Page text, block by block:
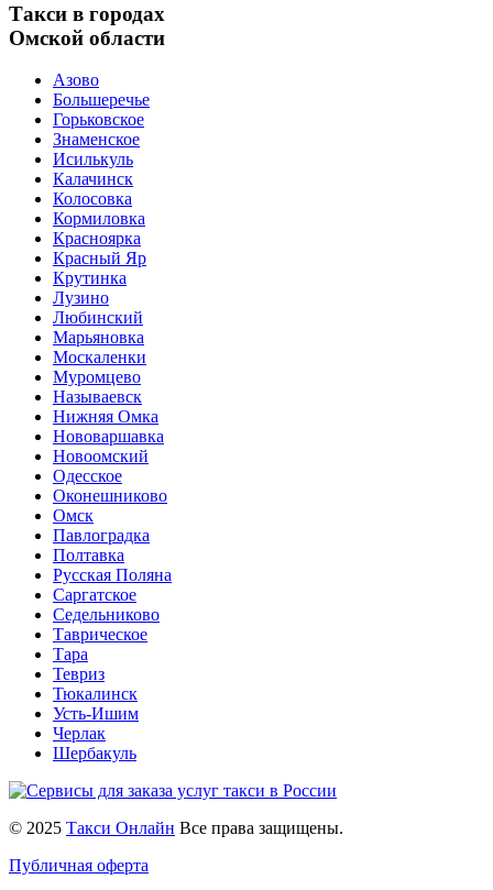
Такси в городах
Омской области
Азово
Большеречье
Горьковское
Знаменское
Исилькуль
Калачинск
Колосовка
Кормиловка
Красноярка
Красный Яр
Крутинка
Лузино
Любинский
Марьяновка
Москаленки
Муромцево
Называевск
Нижняя Омка
Нововаршавка
Новоомский
Одесское
Оконешниково
Омск
Павлоградка
Полтавка
Русская Поляна
Саргатское
Седельниково
Таврическое
Тара
Тевриз
Тюкалинск
Усть-Ишим
Черлак
Шербакуль
© 2025 Такси Онлайн Все права защищены.
Публичная оферта